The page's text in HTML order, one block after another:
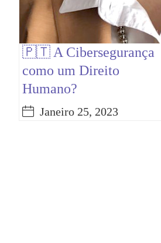
🇵🇹 A Cibersegurança
como um Direito
Humano?
Janeiro 25, 2023